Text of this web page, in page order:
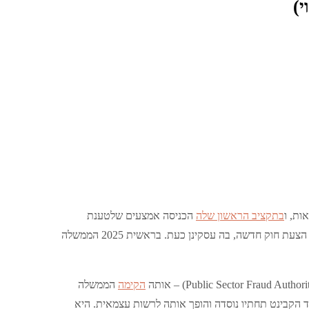
ובתקציב הראשון שלה הכניסה אמצעים שלטענת
הממשלה יחסכו כ-9.2 מיליארד ליש”ט עד 2030, כולל 1.6 מיליארד דרך הצעת חוק חדשה, בה עסקינן כעת. בראשית 2025 הממשלה
הקימה הממשלה
ממשרד הקבינט תחתיו נוסדה והופך אותה לרשות עצמאית. היא